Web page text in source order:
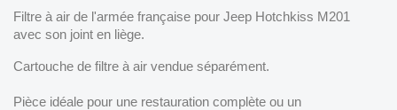
Filtre à air de l'armée française pour Jeep Hotchkiss M201
avec son joint en liège.
Cartouche de filtre à air vendue séparément.
Pièce idéale pour une restauration complète ou un